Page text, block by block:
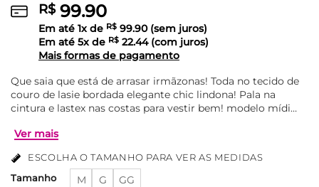
R$99.90
Em até 1x de R$ 99.90(sem juros)
Em até 5x de R$ 22.44(com juros)
Mais formas de pagamento
Que saia que está de arrasar irmãzonas! Toda no tecido de
couro de lasie bordada elegante chic lindona! Pala na
cintura e lastex nas costas para vestir bem! modelo mídi…
ESCOLHA O TAMANHO PARA VER AS MEDIDAS
Tamanho M G GG